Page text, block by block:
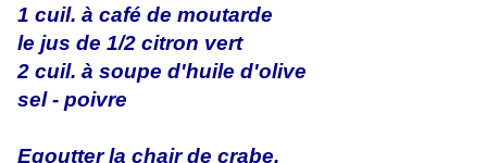
1 cuil. à café de moutarde
le jus de 1/2 citron vert
2 cuil. à soupe d'huile d'olive
sel - poivre
Egoutter la chair de crabe.